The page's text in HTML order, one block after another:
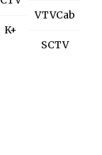
K+
VTVCab
SCTV